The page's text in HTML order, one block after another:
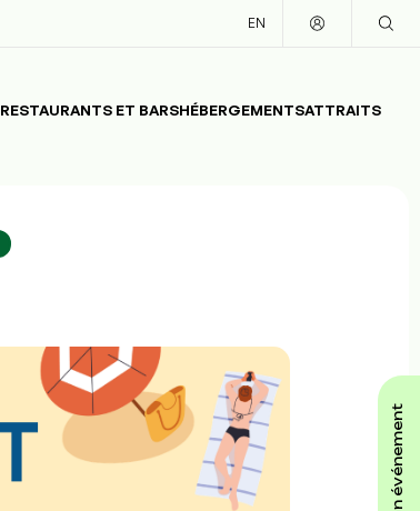
EN
RESTAURANTS ET BARSHÉBERGEMENTSATTRAITS